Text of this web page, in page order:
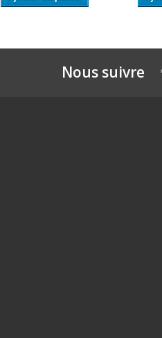
Nous suivre